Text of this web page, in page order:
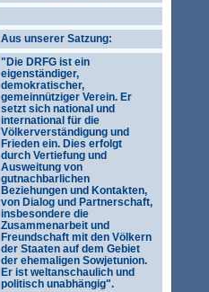
Aus unserer Satzung:
"Die DRFG ist ein
eigenständiger,
demokratischer,
gemeinnütziger Verein. Er
setzt sich national und
international für die
Völkerverständigung und
Frieden ein. Dies erfolgt
durch Vertiefung und
Ausweitung von
gutnachbarlichen
Beziehungen und Kontakten,
von Dialog und Partnerschaft,
insbesondere die
Zusammenarbeit und
Freundschaft mit den Völkern
der Staaten auf dem Gebiet
der ehemaligen Sowjetunion.
Er ist weltanschaulich und
politisch unabhängig".